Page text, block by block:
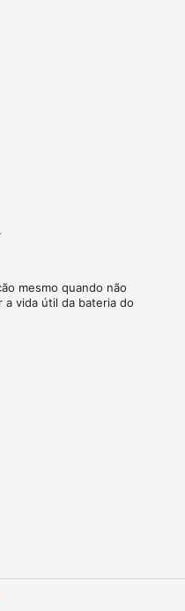
para viajar pelo Brasil e
Se você quiser saber
o último ônibus sai de
Janeiro, São Paulo,
lá. Você viaja, o Moovit
mesmo quando não
vida útil da bateria do